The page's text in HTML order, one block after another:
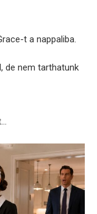
t a nappaliba.
de nem tarthatunk